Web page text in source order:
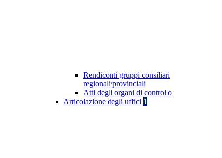
Rendiconti gruppi consiliari
regionali/provinciali
Atti degli organi di controllo
Articolazione degli uffici 1